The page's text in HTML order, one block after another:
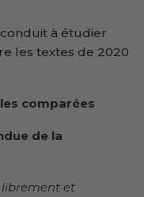
à étudier
les textes de 2020
comparées
de la
librement et